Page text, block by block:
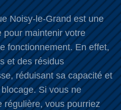
Noisy-le-Grand est une
pour maintenir votre
fonctionnement. En effet,
et des résidus
réduisant sa capacité et
Si vous ne
régulière, vous pourriez